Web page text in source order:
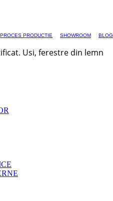
PROCES PRODUCTIE SHOWROOM BLOG
Usi, ferestre din lemn